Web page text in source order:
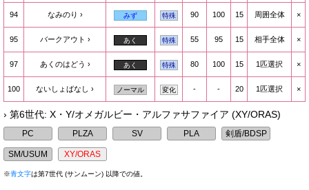
94 なみのり みず 特殊 90 100 15 周囲全体 ×
95 バークアウト あく 特殊 55 95 15 相手全体 ×
97 あくのはどう あく 特殊 80 100 15 1匹選択 ×
100 ないしょばなし ノーマル 変化 - - 20 1匹選択 ×
› 第6世代: X・Y/オメガルビー・アルファサファイア (XY/ORAS)
※青文字は第7世代 (サンムーン) 以降での値。